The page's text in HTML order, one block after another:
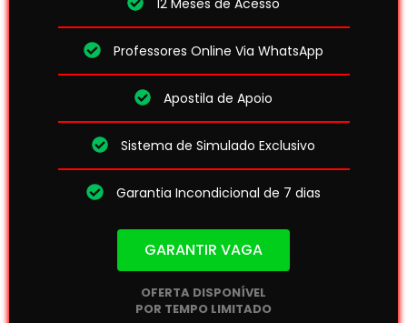
Professores Online Via WhatsApp​
Apostila de Apoio​
Sistema de Simulado Exclusivo
Garantia Incondicional de 7 dias
GARANTIR VAGA
OFERTA DISPONÍVEL
POR TEMPO LIMITADO